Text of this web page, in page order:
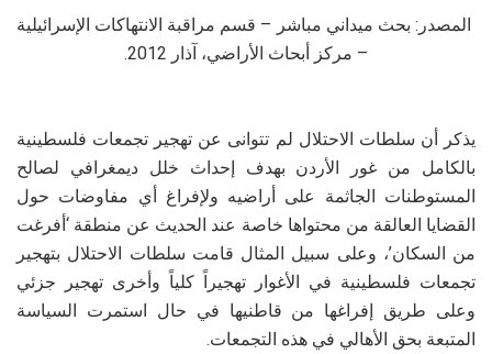
المصدر: بحث ميداني مباشر – قسم مراقبة الانتهاكات الإسرائيلية
– مركز أبحاث الأراضي، آذار 2012.
يذكر أن سلطات الاحتلال لم تتوانى عن تهجير تجمعات فلسطينية
بالكامل من غور الأردن بهدف إحداث خلل ديمغرافي لصالح
المستوطنات الجاثمة على أراضيه ولإفراغ أي مفاوضات حول
القضايا العالقة من محتواها خاصة عند الحديث عن منطقة ‘أفرغت
من السكان’، وعلى سبيل المثال قامت سلطات الاحتلال بتهجير
تجمعات فلسطينية في الأغوار تهجيراً كلياً وأخرى تهجير جزئي
وعلى طريق إفراغها من قاطنيها في حال استمرت السياسة
المتبعة بحق الأهالي في هذه التجمعات.